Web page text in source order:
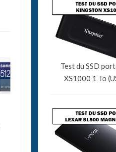
Test du SSD
XS1000 1 To